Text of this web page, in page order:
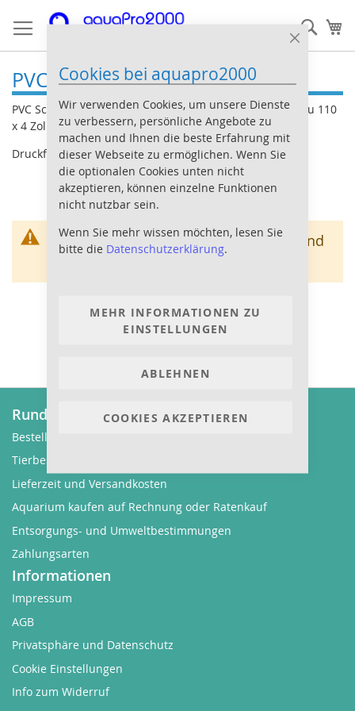
Close
Cookies bei aquapro2000
Wir verwenden Cookies, um unsere Dienste
zu verbessern, persönliche Angebote zu
machen und Ihnen die beste Erfahrung mit
dieser Webseite zu ermöglichen. Wenn Sie
die optionalen Cookies unten nicht
akzeptieren, können einzelne Funktionen
nicht nutzbar sein.
Wenn Sie mehr wissen möchten, lesen Sie
bitte die Datenschutzerklärung.
COOKIES AKZEPTIEREN
MEHR INFORMATIONEN ZU
EINSTELLUNGEN
ABLEHNEN
zum
PVC Schraubmuffe
PVC Schraubmuffe in den Größen von 16 x 3/8 Zoll bis zu 110
x 4 Zoll
Druckfest bis 16 bar
Wir können keine Produkte entsprechend
Rund um Bestellungen
Bestellvorgang
Tierbestellung
Lieferzeit und Versandkosten
Aquarium kaufen auf Rechnung oder Ratenkauf
Entsorgungs- und Umweltbestimmungen
Zahlungsarten
Informationen
Impressum
AGB
Privatsphäre und Datenschutz
Cookie Einstellungen
Info zum Widerruf